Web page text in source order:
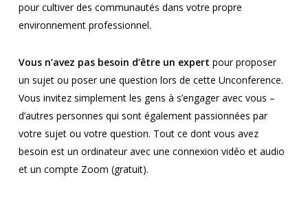
pour cultiver des communautés dans votre propre
environnement professionnel.
Vous n’avez pas besoin d’être un expert pour proposer
un sujet ou poser une question lors de cette Unconference.
Vous invitez simplement les gens à s’engager avec vous –
d’autres personnes qui sont également passionnées par
votre sujet ou votre question. Tout ce dont vous avez
besoin est un ordinateur avec une connexion vidéo et audio
et un compte Zoom (gratuit).